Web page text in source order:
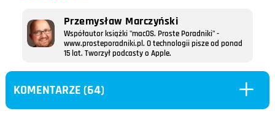
Przemysław Marczyński
Współautor książki "macOS. Proste Poradniki" -
www.prosteporadniki.pl. O technologii pisze od ponad
15 lat. Tworzył podcasty o Apple.
KOMENTARZE (64) L